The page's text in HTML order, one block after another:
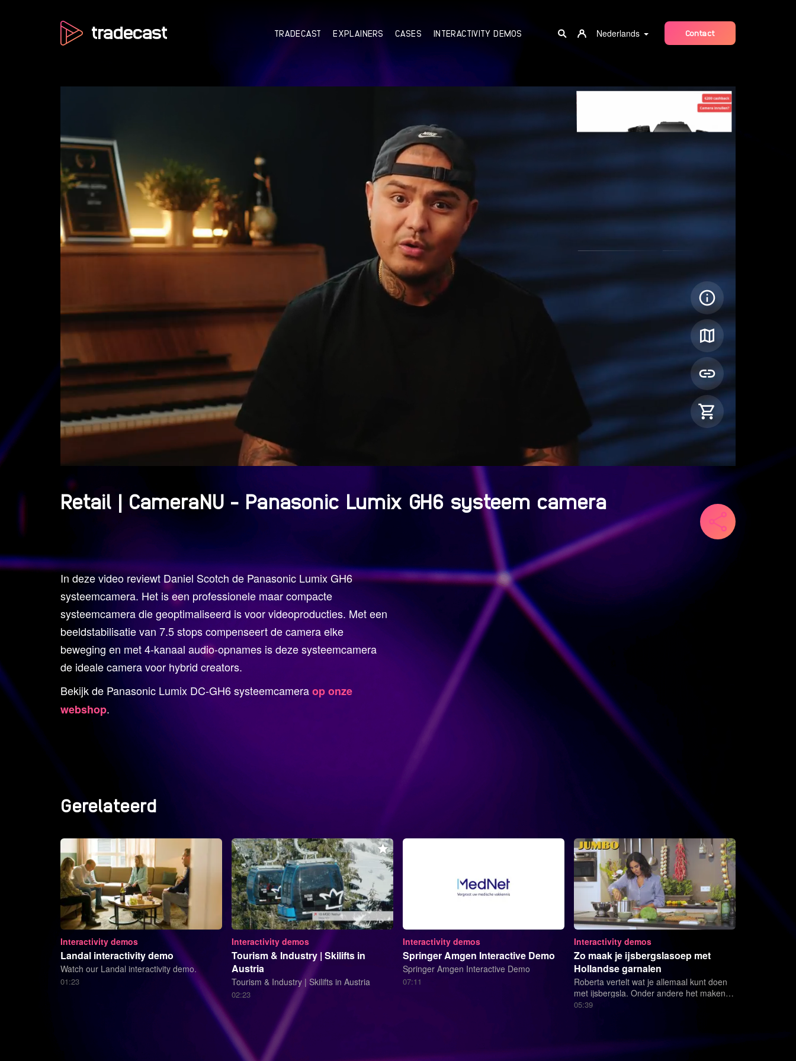
TRADECAST EXPLAINERS CASES INTERACTIVITY DEMOS Nederlands Contact
Retail | CameraNU - Panasonic Lumix GH6 systeem camera
In deze video reviewt Daniel Scotch de Panasonic Lumix GH6
systeemcamera. Het is een professionele maar compacte
systeemcamera die geoptimaliseerd is voor videoproducties. Met een
beeldstabilisatie van 7.5 stops compenseert de camera elke
beweging en met 4-kanaal audio-opnames is deze systeemcamera
de ideale camera voor hybrid creators.
Bekijk de Panasonic Lumix DC-GH6 systeemcameraop onze
webshop.
Gerelateerd
Interactivity demos
Landal interactivity demo
Watch our Landal interactivity demo.
01:23
Interactivity demos
Tourism & Industry | Skilifts in
Austria
Tourism & Industry | Skilifts in Austria
02:23
Interactivity demos
Springer Amgen Interactive Demo
Springer Amgen Interactive Demo
07:11
Interactivity demos
Zo maak je ijsbergslasoep met
Hollandse garnalen
Roberta vertelt wat je allemaal kunt doen
met ijsbergsla. Onder andere het maken
van ijsbergslasoep.
05:39